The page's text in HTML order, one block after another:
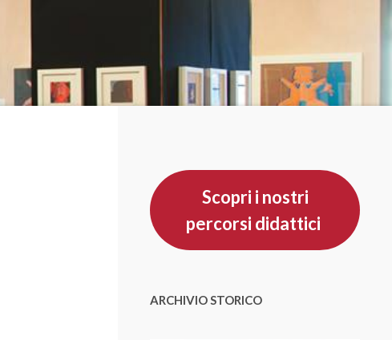
Scopri i nostri
percorsi didattici
ARCHIVIO STORICO